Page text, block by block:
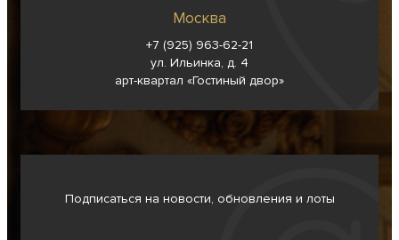
Москва
+7 (925) 963-62-21
ул. Ильинка, д. 4
арт-квартал «Гостиный двор»
Подписаться на новости, обновления и лоты